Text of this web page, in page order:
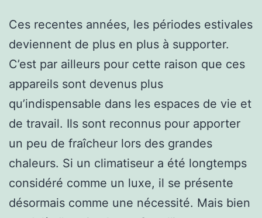
Ces recentes années, les périodes estivales
deviennent de plus en plus à supporter.
C’est par ailleurs pour cette raison que ces
appareils sont devenus plus
qu’indispensable dans les espaces de vie et
de travail. Ils sont reconnus pour apporter
un peu de fraîcheur lors des grandes
chaleurs. Si un climatiseur a été longtemps
considéré comme un luxe, il se présente
désormais comme une nécessité. Mais bien